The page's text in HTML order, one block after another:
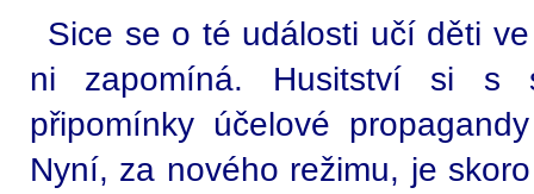
Sice se o té události učí děti
ni zapomíná. Husitství si s
připomínky účelové
Nyní, za nového režimu, je